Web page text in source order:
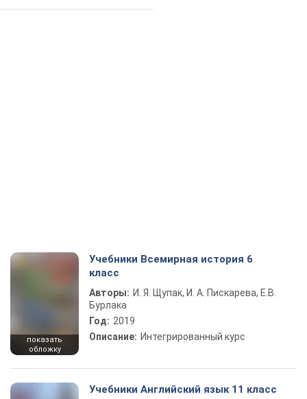
показать
обложку
Учебники Всемирная история 6
класс
Авторы: И. Я. Щупак, И. А. Пискарева, Е.В.
Бурлака
Год: 2019
Описание: Интегрированный курс
Учебники Английский язык 11 класс